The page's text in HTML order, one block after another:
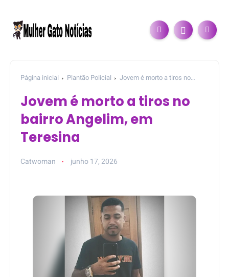
Página inicial Plantão Policial
Jovem é morto a tiros no
Jovem é morto a tiros no
bairro Angelim, em
Teresina
Catwoman junho 17, 2026